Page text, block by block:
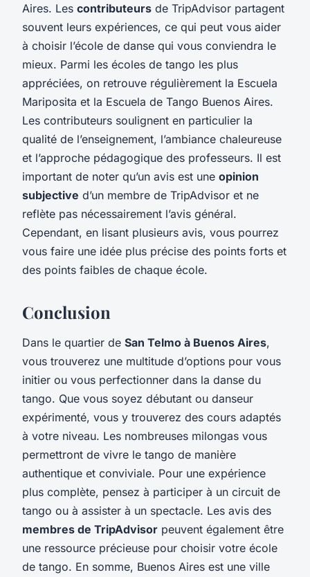
Aires. Les contributeurs de TripAdvisor partagent
souvent leurs expériences, ce qui peut vous aider
à choisir l’école de danse qui vous conviendra le
mieux. Parmi les écoles de tango les plus
appréciées, on retrouve régulièrement la Escuela
Mariposita et la Escuela de Tango Buenos Aires.
Les contributeurs soulignent en particulier la
qualité de l’enseignement, l’ambiance chaleureuse
et l’approche pédagogique des professeurs. Il est
important de noter qu’un avis est une opinion
subjective d’un membre de TripAdvisor et ne
reflète pas nécessairement l’avis général.
Cependant, en lisant plusieurs avis, vous pourrez
vous faire une idée plus précise des points forts et
des points faibles de chaque école.
Conclusion
Dans le quartier de San Telmo à Buenos Aires,
vous trouverez une multitude d’options pour vous
initier ou vous perfectionner dans la danse du
tango. Que vous soyez débutant ou danseur
expérimenté, vous y trouverez des cours adaptés
à votre niveau. Les nombreuses milongas vous
permettront de vivre le tango de manière
authentique et conviviale. Pour une expérience
plus complète, pensez à participer à un circuit de
tango ou à assister à un spectacle. Les avis des
membres de TripAdvisor peuvent également être
une ressource précieuse pour choisir votre école
de tango. En somme, Buenos Aires est une ville